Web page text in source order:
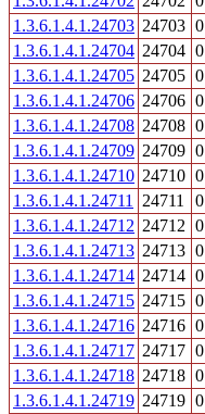
1.3.6.1.4.1.24703 24703 0
1.3.6.1.4.1.24704 24704 0
1.3.6.1.4.1.24705 24705 0
1.3.6.1.4.1.24706 24706 0
1.3.6.1.4.1.24708 24708 0
1.3.6.1.4.1.24709 24709 0
1.3.6.1.4.1.24710 24710 0
1.3.6.1.4.1.24711
24711 0
1.3.6.1.4.1.24712 24712 0
1.3.6.1.4.1.24713 24713 0
1.3.6.1.4.1.24714 24714 0
1.3.6.1.4.1.24715 24715 0
1.3.6.1.4.1.24716 24716 0
1.3.6.1.4.1.24717 24717 0
1.3.6.1.4.1.24718 24718 0
1.3.6.1.4.1.24719 24719 0